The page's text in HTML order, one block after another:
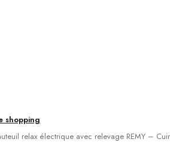
shopping
relax électrique avec relevage REMY –